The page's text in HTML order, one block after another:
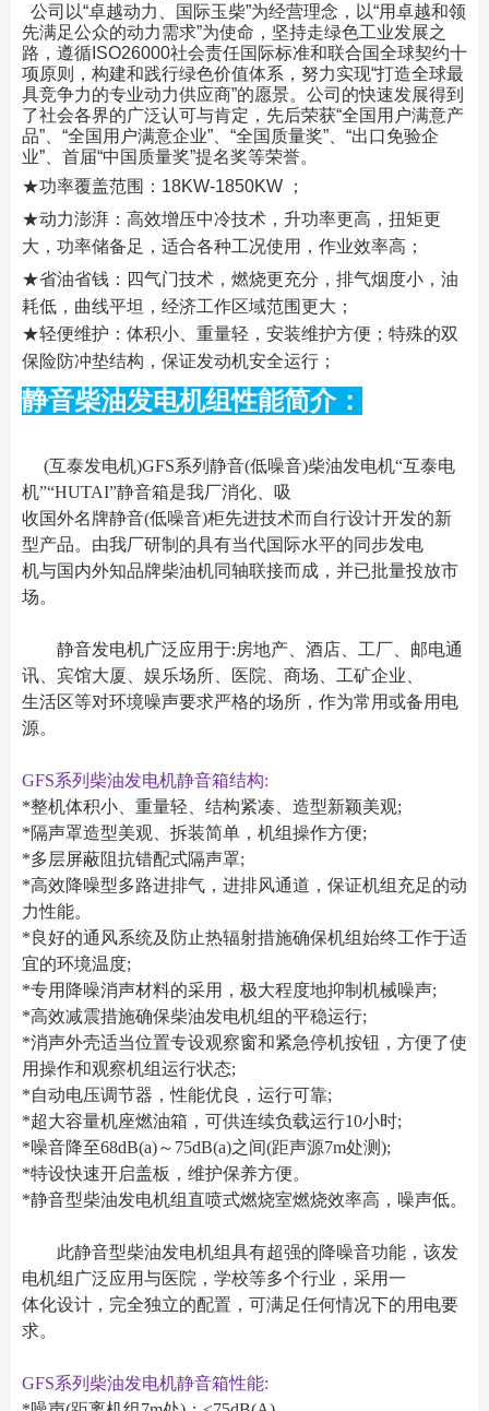
公司以“卓越动力、国际玉柴”为经营理念，以“用卓越和领
先满足公众的动力需求”为使命，坚持走绿色工业发展之
路，遵循ISO26000社会责任国际标准和联合国全球契约十
项原则，构建和践行绿色价值体系， 努力实现“打造全球最
具竞争力的专业动力供应商”的愿景。公司的快速发展得到
了社会各界的广泛认可与肯定，先后荣获“全国用户满意产
品”、“全国用户满意企业”、“全国质量奖”、“出口免验企
业”、首届“中国质量奖”提名奖等荣誉。
★功率覆盖范围：18KW-1850KW ；
★动力澎湃：高效增压中冷技术，升功率更高，扭矩更
大，功率储备足，适合各种工况使用，作业效率高；
★省油省钱：四气门技术，燃烧更充分，排气烟度小，油
耗低，曲线平坦，经济工作区域范围更大；
★轻便维护：体积小、重量轻，安装维护方便；特殊的双
保险防冲垫结构，保证发动机安全运行；
静音柴油发电机组性能简介：
(互泰发电机)GFS系列静音(低噪音)柴油发电机“互泰电
机”“HUTAI”静音箱是我厂消化、吸
收国外名牌静音(低噪音)柜先进技术而自行设计开发的新
型产品。由我厂研制的具有当代国际水平的同步发电
机与国内外知品牌柴油机同轴联接而成，并已批量投放市
场。
静音发电机广泛应用于:房地产、酒店、工厂、邮电通
讯、宾馆大厦、娱乐场所、医院、商场、工矿企业、
生活区等对环境噪声要求严格的场所，作为常用或备用电
源。
GFS系列柴油发电机静音箱结构:
*整机体积小、重量轻、结构紧凑、造型新颖美观;
*隔声罩造型美观、拆装简单，机组操作方便;
*多层屏蔽阻抗错配式隔声罩;
*高效降噪型多路进排气，进排风通道，保证机组充足的动
力性能。
*良好的通风系统及防止热辐射措施确保机组始终工作于适
宜的环境温度;
*专用降噪消声材料的采用，极大程度地抑制机械噪声;
*高效减震措施确保柴油发电机组的平稳运行;
*消声外壳适当位置专设观察窗和紧急停机按钮，方便了使
用操作和观察机组运行状态;
*自动电压调节器，性能优良，运行可靠;
*超大容量机座燃油箱，可供连续负载运行10小时;
*噪音降至68dB(a)～75dB(a)之间(距声源7m处测);
*特设快速开启盖板，维护保养方便。
*静音型柴油发电机组直喷式燃烧室燃烧效率高，噪声低。
此静音型柴油发电机组具有超强的降噪音功能，该发
电机组广泛应用与医院，学校等多个行业，采用一
体化设计，完全独立的配置，可满足任何情况下的用电要
求。
GFS系列柴油发电机静音箱性能: